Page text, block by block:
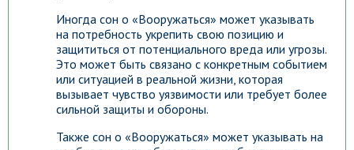
Иногда сон о «Вооружаться» может указывать
на потребность укрепить свою позицию и
защититься от потенциального вреда или угрозы.
Это может быть связано с конкретным событием
или ситуацией в реальной жизни, которая
вызывает чувство уязвимости или требует более
сильной защиты и обороны.
Также сон о «Вооружаться» может указывать на